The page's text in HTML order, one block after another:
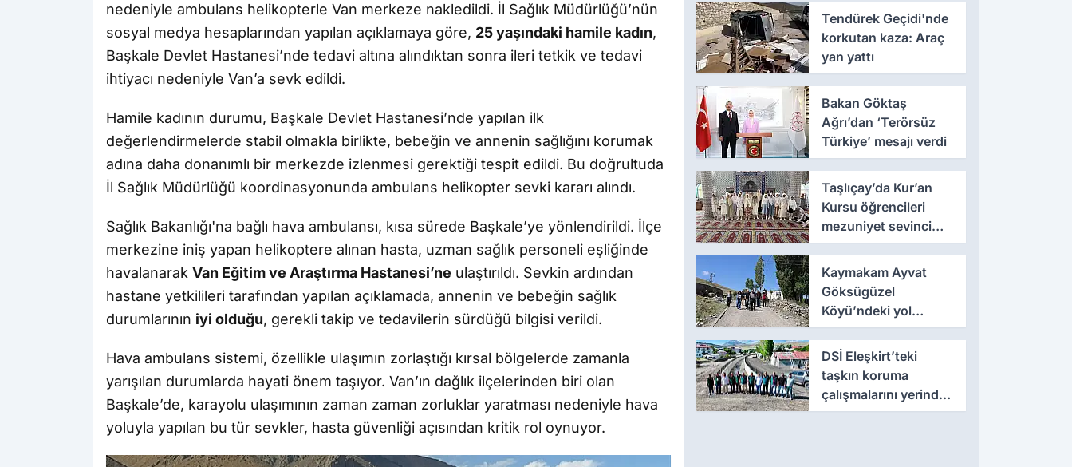
nedeniyle ambulans helikopterle Van merkeze nakledildi. İl Sağlık Müdürlüğü’nün
sosyal medya hesaplarından yapılan açıklamaya göre, 25 yaşındaki hamile kadın,
Başkale Devlet Hastanesi’nde tedavi altına alındıktan sonra ileri tetkik ve tedavi
ihtiyacı nedeniyle Van’a sevk edildi.
Hamile kadının durumu, Başkale Devlet Hastanesi’nde yapılan ilk
değerlendirmelerde stabil olmakla birlikte, bebeğin ve annenin sağlığını korumak
adına daha donanımlı bir merkezde izlenmesi gerektiği tespit edildi. Bu doğrultuda
İl Sağlık Müdürlüğü koordinasyonunda ambulans helikopter sevki kararı alındı.
Sağlık Bakanlığı'na bağlı hava ambulansı, kısa sürede Başkale’ye yönlendirildi. İlçe
merkezine iniş yapan helikoptere alınan hasta, uzman sağlık personeli eşliğinde
havalanarak Van Eğitim ve Araştırma Hastanesi’ne ulaştırıldı. Sevkin ardından
hastane yetkilileri tarafından yapılan açıklamada, annenin ve bebeğin sağlık
durumlarının iyi olduğu, gerekli takip ve tedavilerin sürdüğü bilgisi verildi.
Hava ambulans sistemi, özellikle ulaşımın zorlaştığı kırsal bölgelerde zamanla
yarışılan durumlarda hayati önem taşıyor. Van’ın dağlık ilçelerinden biri olan
Başkale’de, karayolu ulaşımının zaman zaman zorluklar yaratması nedeniyle hava
yoluyla yapılan bu tür sevkler, hasta güvenliği açısından kritik rol oynuyor.
Tendürek Geçidi'nde
korkutan kaza: Araç
yan yattı
Bakan Göktaş
Ağrı’dan ‘Terörsüz
Türkiye’ mesajı verdi
Taşlıçay’da Kur’an
Kursu öğrencileri
mezuniyet sevinci
yaşadı
Kaymakam Ayvat
Göksügüzel
Köyü’ndeki yol
çalışmalarını yerinde
inceledi
DSİ Eleşkirt’teki
taşkın koruma
çalışmalarını yerinde
inceledi